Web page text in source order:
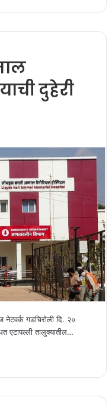
दुहेरी
नेटवर्क गडचिरोली दि. २०
एटापल्ली तालुक्यातील…